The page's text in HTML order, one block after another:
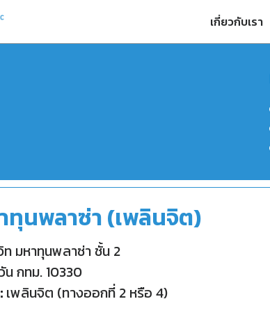
เกี่ยวกับเรา
ทุนพลาซ่า (เพลินจิต)
มหาทุนพลาซ่า ชั้น 2
กทม. 10330
เพลินจิต (ทางออกที่ 2 หรือ 4)